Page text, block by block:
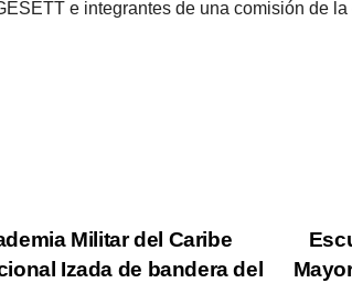
e integrantes de una comisión de
Militar del Caribe
Izada de bandera del